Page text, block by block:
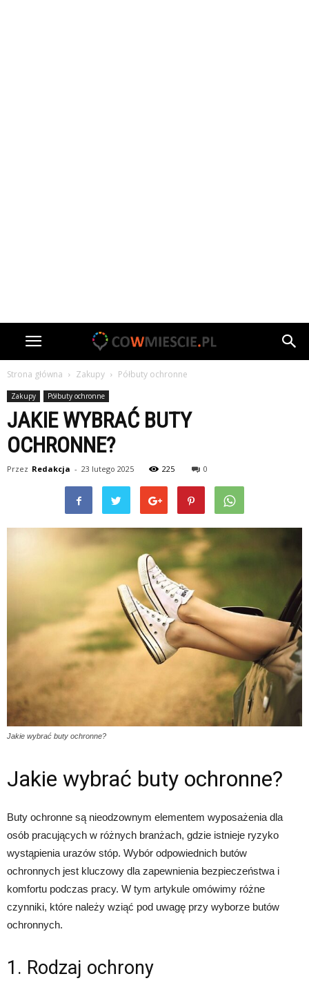
Strona główna Zakupy Półbuty ochronne
Zakupy Półbuty ochronne
JAKIE WYBRAĆ BUTY
OCHRONNE?
Przez Redakcja - 23 lutego 2025 225 0
Jakie wybrać buty ochronne?
Jakie wybrać buty ochronne?
Buty ochronne są nieodzownym elementem wyposażenia dla
osób pracujących w różnych branżach, gdzie istnieje ryzyko
wystąpienia urazów stóp. Wybór odpowiednich butów
ochronnych jest kluczowy dla zapewnienia bezpieczeństwa i
komfortu podczas pracy. W tym artykule omówimy różne
czynniki, które należy wziąć pod uwagę przy wyborze butów
ochronnych.
1. Rodzaj ochrony